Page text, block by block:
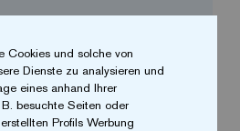
Cookies und solche von
Dienste zu analysieren und
eines anhand Ihrer
besuchte Seiten oder
Profils Werbung